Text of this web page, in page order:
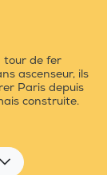
tour de fer
ascenseur, ils
Paris depuis
construite.